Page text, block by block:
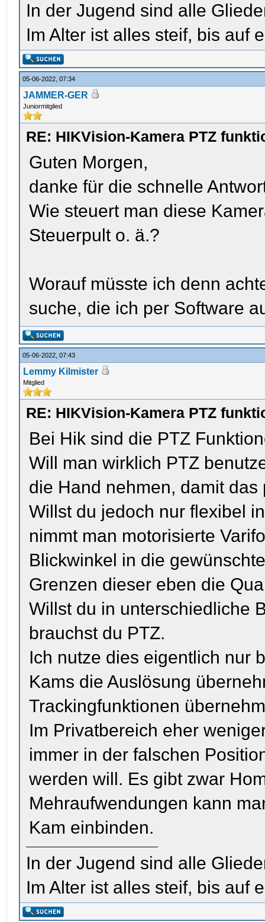
In der Jugend sind alle
Im Alter ist alles steif, bis auf
05-06-2022, 07:34
JAMMER-GER
Juniormitglied
RE: HIKVision-Kamera PTZ
Guten Morgen,
danke für die schnelle
Wie steuert man diese
Steuerpult o. ä.?
Worauf müsste ich denn
suche, die ich per Software
05-06-2022, 07:43
Lemmy Kilmister
Mitglied
RE: HIKVision-Kamera PTZ
Bei Hik sind die PTZ
Will man wirklich PTZ
die Hand nehmen, damit
Willst du jedoch nur flexibel
nimmt man motorisierte
Blickwinkel in die
Grenzen dieser eben die
Willst du in unterschiedliche
brauchst du PTZ.
Ich nutze dies eigentlich nur
Kams die Auslösung
Trackingfunktionen
Im Privatbereich eher
immer in der falschen
werden will. Es gibt zwar
Mehraufwendungen kann
Kam einbinden.
In der Jugend sind alle
Im Alter ist alles steif, bis auf